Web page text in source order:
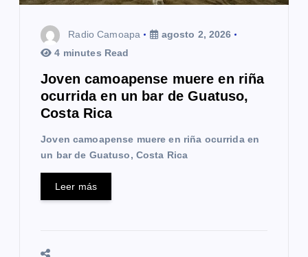
Radio Camoapa
agosto 2, 2026
4 minutes Read
Joven camoapense muere en riña
ocurrida en un bar de Guatuso,
Costa Rica
Joven camoapense muere en riña ocurrida en
un bar de Guatuso, Costa Rica
Leer más